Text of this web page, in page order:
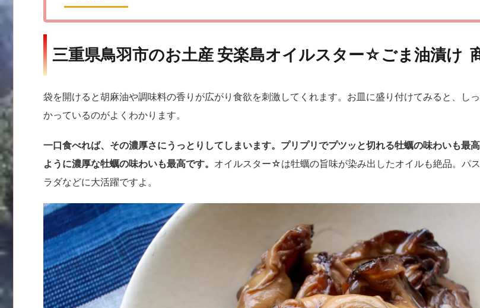
三重県鳥羽市のお土産 安楽島オイルスター☆ごま油漬け
袋を開けると胡麻油や調味料の香りが広がり食欲を刺激してくれます。お皿に盛り付けてみると、し
かっているのがよくわかります。
一口食べれば、その濃厚さにうっとりしてしまいます。プリプリでプツッと切れる牡蠣の味わいも最
ように濃厚な牡蠣の味わいも最高です。 オイルスター☆は牡蠣の旨味が染み出したオイルも絶品。パ
ラダなどに大活躍ですよ。